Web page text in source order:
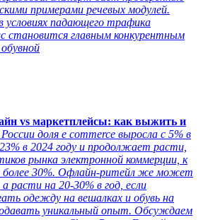
примерами речевых модулей.
условиях падающего трафика
становится главным конкурентным
vs маркетплейсы: как выжить и
доля e commerce выросла с 5% в
в 2024 году и продолжает расти,
рынка электронной коммерции, к
более 30%. Офлайн-ритейл же может
расти на 20-30% в год, если
одежду на вешалках и обувь на
уникальный опыт. Обсуждаем